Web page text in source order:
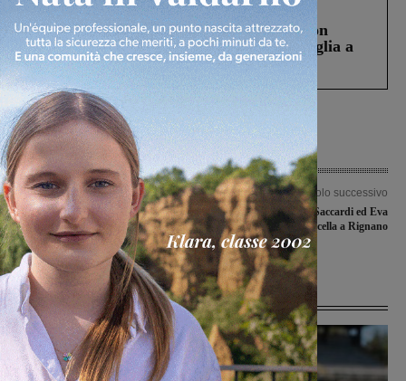
Cronaca 3 Agosto 2026
Scomparso da una struttura di Castiglion
Fiorentino l’uomo che aveva ucciso la figlia a
Levane nel 2020
Articolo precedente
Tanto Valdarno al Salone del libro di
Torino. “Mi suona famigliare” nello
spazio ‘eventi’
Articolo successivo
A cena con Stefania Saccardi ed Eva
Uccella a Rignano
Ultime Notizie